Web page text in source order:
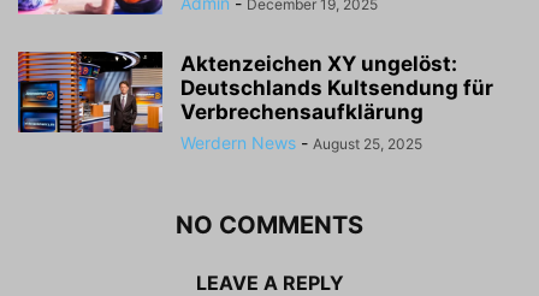
December 19, 2025
Aktenzeichen XY ungelöst:
Deutschlands Kultsendung für
Verbrechensaufklärung
Werdern News - August 25, 2025
NO COMMENTS
LEAVE A REPLY